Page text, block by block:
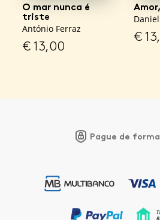
O mar nunca é
triste
António Ferraz
€13,00
€
Pague de